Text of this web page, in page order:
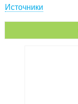
Источники